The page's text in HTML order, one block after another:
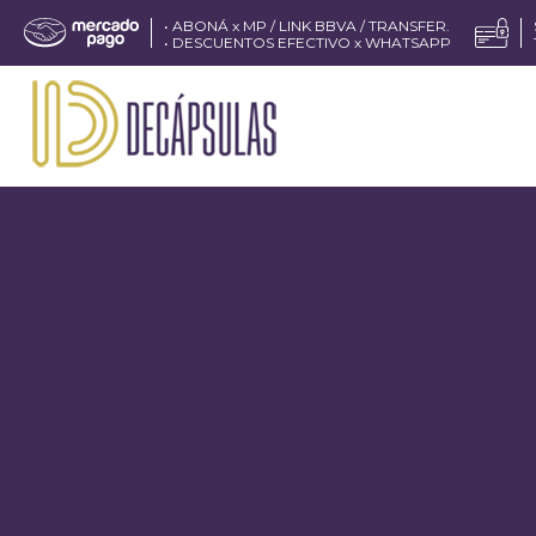
• ABONÁ x MP / LINK BBVA / TRANSFER.
• DESCUENTOS EFECTIVO x WHATSAPP